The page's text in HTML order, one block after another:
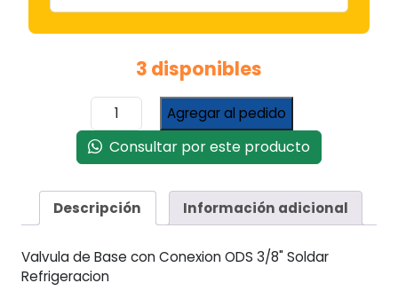
3 disponibles
Valvula
De
Base
Con
Ods
3/8
Refrigeracion
cantidad
Agregar al pedido
Consultar por este producto
Descripción Información adicional
Valvula de Base con Conexion ODS 3/8" Soldar
Refrigeracion